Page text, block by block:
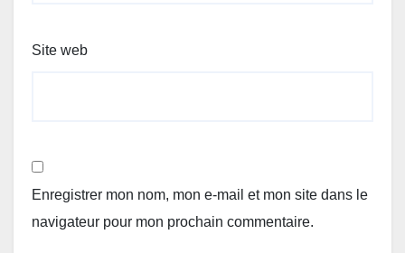
Site web
Enregistrer mon nom, mon e-mail et mon site dans le
navigateur pour mon prochain commentaire.